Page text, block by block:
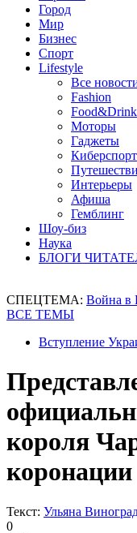
Город
Мир
Бизнес
Спорт
Lifestyle
Все
Fashion
Моторы
Гаджеты
Киберспорт
Интерьеры
Афиша
Гемблинг
Шоу-биз
Наука
БЛОГИ
СПЕЦТЕМА: Война в
ВСЕ ТЕМЫ
Вступление
короля
коронации
Текст: Ульяна
0